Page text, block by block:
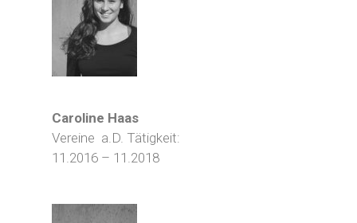
Caroline Haas
Vereine a.D. Tätigkeit:
11.2016 – 11.2018